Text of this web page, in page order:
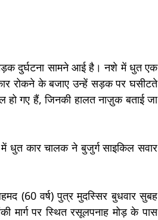
दुर्घटना सामने आई है। नशे में धुत एक
रोकने के बजाए उन्हें सड़क पर घसीटते
गए हैं, जिनकी हालत नाज़ुक बताई जा
(60 वर्ष) पुत्र मुदस्सिर बुधवार सुबह
मार्ग पर स्थित रसूलपनाह मोड़ के पास